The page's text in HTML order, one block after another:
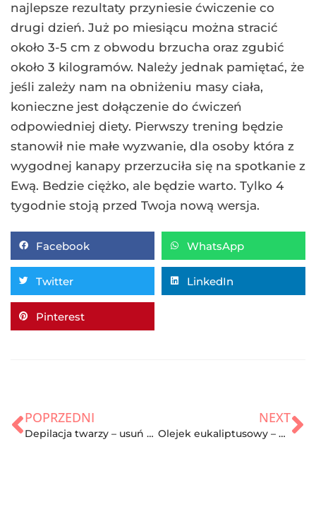
najlepsze rezultaty przyniesie ćwiczenie co
drugi dzień. Już po miesiącu można stracić
około 3-5 cm z obwodu brzucha oraz zgubić
około 3 kilogramów. Należy jednak pamiętać, że
jeśli zależy nam na obniżeniu masy ciała,
konieczne jest dołączenie do ćwiczeń
odpowiedniej diety. Pierwszy trening będzie
stanowił nie małe wyzwanie, dla osoby która z
wygodnej kanapy przerzuciła się na spotkanie z
Ewą. Bedzie ciężko, ale będzie warto. Tylko 4
tygodnie stoją przed Twoja nową wersja.
Facebook WhatsApp
Twitter LinkedIn
Pinterest
POPRZEDNI
Depilacja twarzy – usuń kobiecy wąsik
NEXT
Olejek eukaliptusowy – czy warto go stosować?